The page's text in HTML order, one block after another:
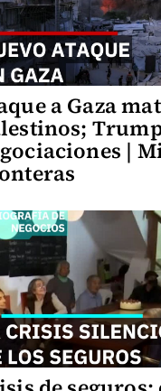
a Gaza
|